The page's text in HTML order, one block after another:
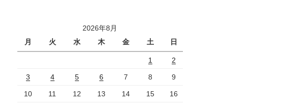
2026年8月
月
火 水 木 金 土 日
1 2
3 4 5 6 7 8 9
10 11 12 13 14 15 16